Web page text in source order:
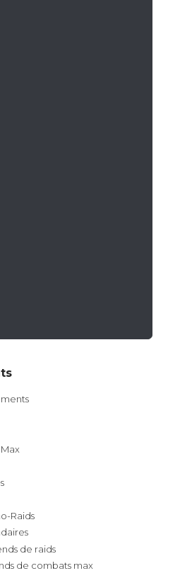
Raids
de raids
de combats max